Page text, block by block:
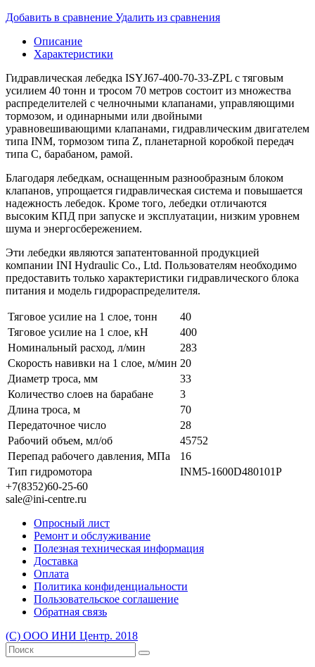
Добавить в сравнение Удалить из сравнения
Описание
Характеристики
Гидравлическая лебедка ISYJ67-400-70-33-ZPL с тяговым
усилием 40 тонн и тросом 70 метров состоит из множества
распределителей с челночными клапанами, управляющими
тормозом, и одинарными или двойными
уравновешивающими клапанами, гидравлическим двигателем
типа INM, тормозом типа Z, планетарной коробкой передач
типа C, барабаном, рамой.
Благодаря лебедкам, оснащенным разнообразным блоком
клапанов, упрощается гидравлическая система и повышается
надежность лебедок. Кроме того, лебедки отличаются
высоким КПД при запуске и эксплуатации, низким уровнем
шума и энергосбережением.
Эти лебедки являются запатентованной продукцией
компании INI Hydraulic Co., Ltd. Пользователям необходимо
предоставить только характеристики гидравлического блока
питания и модель гидрораспределителя.
Тяговое усилие на 1 слое, тонн
40
Тяговое усилие на 1 слое, кН
400
Номинальный расход, л/мин
283
Скорость навивки на 1 слое, м/мин 20
Диаметр троса, мм
33
Количество слоев на барабане
3
Длина троса, м
70
Передаточное число
28
Рабочий объем, мл/об
45752
Перепад рабочего давления, МПа
16
Тип гидромотора
INM5-1600D480101P
+7(8352)60-25-60
sale@ini-centre.ru
Опросный лист
Ремонт и обслуживание
Полезная техническая информация
Доставка
Оплата
Политика конфиденциальности
Пользовательское соглашение
Обратная связь
(С) ООО ИНИ Центр. 2018